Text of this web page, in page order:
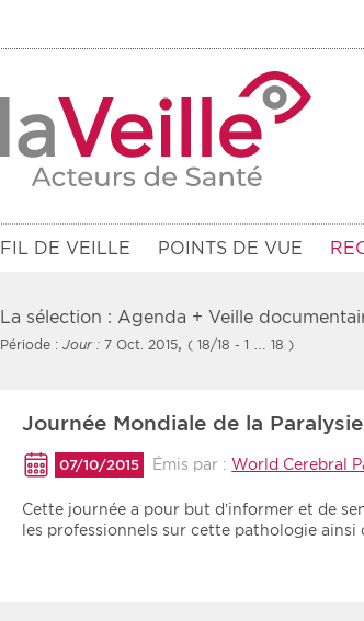
FIL DE VEILLE POINTS DE VUE
Communiqués des 10 derniers jours
Recherche par mots clés
La sélection : Agenda + Veille
Période : Jour : 7 Oct. 2015, ( 18/18 - 1 … 18 )
Journée Mondiale de la
07/10/2015 Émis par :World Cerebral
Cette journée a pour but d’informer et de
les professionnels sur cette pathologie ainsi